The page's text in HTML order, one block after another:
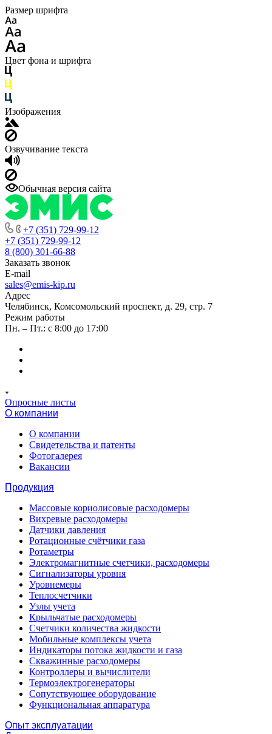
Размер шрифта
Цвет фона и шрифта
Изображения
Озвучивание текста
Обычная версия сайта
+7 (351) 729-99-12
+7 (351) 729-99-12
8 (800) 301-66-88
Заказать звонок
E-mail
sales@emis-kip.ru
Адрес
Челябинск, Комсомольский проспект, д. 29, стр. 7
Режим работы
Пн. – Пт.: с 8:00 до 17:00
Опросные листы
О компании
О компании
Свидетельства и патенты
Фотогалерея
Вакансии
Продукция
Массовые кориолисовые расходомеры
Вихревые расходомеры
Датчики давления
Ротационные счётчики газа
Ротаметры
Электромагнитные счетчики, расходомеры
Сигнализаторы уровня
Уровнемеры
Теплосчетчики
Узлы учета
Крыльчатые расходомеры
Счетчики количества жидкости
Мобильные комплексы учета
Индикаторы потока жидкости и газа
Скважинные расходомеры
Контроллеры и вычислители
Термоэлектрогенераторы
Сопутствующее оборудование
Функциональная аппаратура
Опыт эксплуатации